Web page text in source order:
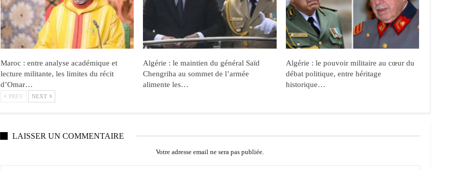
Maroc : entre analyse académique et
lecture militante, les limites du récit
d’Omar…
Algérie : le maintien du général Saïd
Chengriha au sommet de l’armée
alimente les…
Algérie : le pouvoir militaire au cœur du
débat politique, entre héritage
historique…
PREV NEXT
LAISSER UN COMMENTAIRE
Votre adresse email ne sera pas publiée.